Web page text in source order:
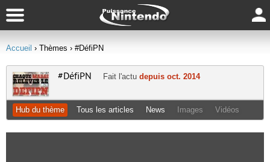
Accueil › Thèmes › #DéfiPN
#DéfiPN Fait l'actu depuis oct. 2014
Hub du thème Tous les articles News Images Vidéos